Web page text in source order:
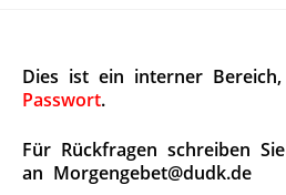
Dies ist ein interner Bereich,
Passwort.
Für Rückfragen schreiben
an Morgengebet@dudk.de